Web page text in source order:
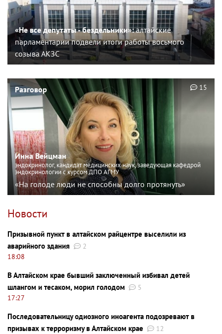
«Не все депутаты - бездельники»:алтайские
парламентарии подвели итоги работы восьмого
созыва АКЗС
Разговор
Инна Вейцман
эндокринолог, кандидат медицинских наук, заведующая кафедрой
эндокринологии с курсом ДПО АГМУ
«На голоде люди не способны долго протянуть»
15
Новости
Призывной пункт в алтайском райцентре выселили из
аварийного здания
2
18:08
В Алтайском крае бывший заключенный избивал детей
шлангом и тесаком, морил голодом
5
17:27
Последовательницу одиозного иноагента подозревают в
призывах к терроризму в Алтайском крае
12